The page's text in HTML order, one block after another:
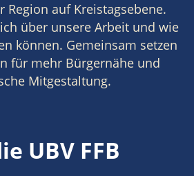
Region auf Kreistagsebene.
über unsere Arbeit und wie
können. Gemeinsam setzen
für mehr Bürgernähe und
Mitgestaltung.
UBV FFB